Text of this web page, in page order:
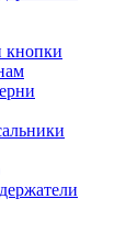
кнопки